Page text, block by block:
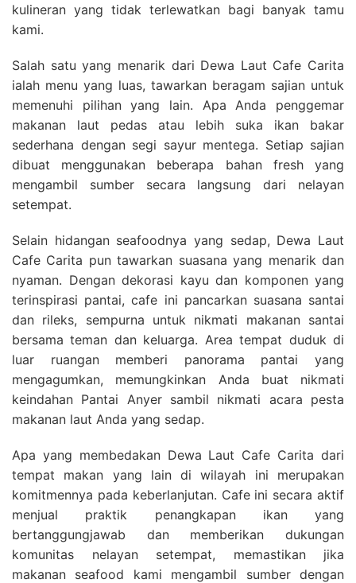
kulineran yang tidak terlewatkan bagi banyak tamu
kami.
Salah satu yang menarik dari Dewa Laut Cafe Carita
ialah menu yang luas, tawarkan beragam sajian untuk
memenuhi pilihan yang lain. Apa Anda penggemar
makanan laut pedas atau lebih suka ikan bakar
sederhana dengan segi sayur mentega. Setiap sajian
dibuat menggunakan beberapa bahan fresh yang
mengambil sumber secara langsung dari nelayan
setempat.
Selain hidangan seafoodnya yang sedap, Dewa Laut
Cafe Carita pun tawarkan suasana yang menarik dan
nyaman. Dengan dekorasi kayu dan komponen yang
terinspirasi pantai, cafe ini pancarkan suasana santai
dan rileks, sempurna untuk nikmati makanan santai
bersama teman dan keluarga. Area tempat duduk di
luar ruangan memberi panorama pantai yang
mengagumkan, memungkinkan Anda buat nikmati
keindahan Pantai Anyer sambil nikmati acara pesta
makanan laut Anda yang sedap.
Apa yang membedakan Dewa Laut Cafe Carita dari
tempat makan yang lain di wilayah ini merupakan
komitmennya pada keberlanjutan. Cafe ini secara aktif
menjual praktik penangkapan ikan yang
bertanggungjawab dan memberikan dukungan
komunitas nelayan setempat, memastikan jika
makanan seafood kami mengambil sumber dengan